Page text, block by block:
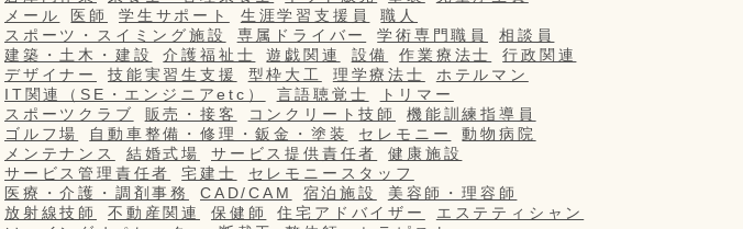
メール
医師 学生サポート 生涯学習支援員
職人
スポーツ・スイミング施設
専属ドライバー 学術専門職員
相談員
建築・土木・建設
介護福祉士 遊戯関連 設備 作業療法士
行政関連
デザイナー
技能実習生支援 型枠大工 理学療法士
ホテルマン
IT関連（SE・エンジニアetc）
言語聴覚士
トリマー
スポーツクラブ
販売・接客 コンクリート技師
機能訓練指導員
ゴルフ場
自動車整備・修理・鈑金・塗装 セレモニー
動物病院
メンテナンス
結婚式場 サービス提供責任者
健康施設
サービス管理責任者
宅建士
セレモニースタッフ
医療・介護・調剤事務
CAD/CAM 宿泊施設
美容師・理容師
放射線技師
不動産関連 保健師 住宅アドバイザー
エステティシャン